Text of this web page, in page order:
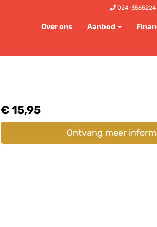
024-3565224
Over ons Aanbod
€ 15,95
Ontvang meer